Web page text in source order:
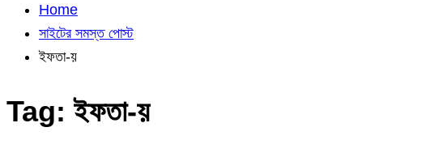
Home
সাইটের সমস্ত পোস্ট
ইফতা-য়
Tag:ইফতা-য়